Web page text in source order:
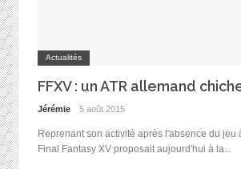
Actualités
FFXV : un ATR allemand
Jérémie 5 août 2015
Reprenant son activité après l'absence du jeu
Final Fantasy XV proposait aujourd'hui à la...